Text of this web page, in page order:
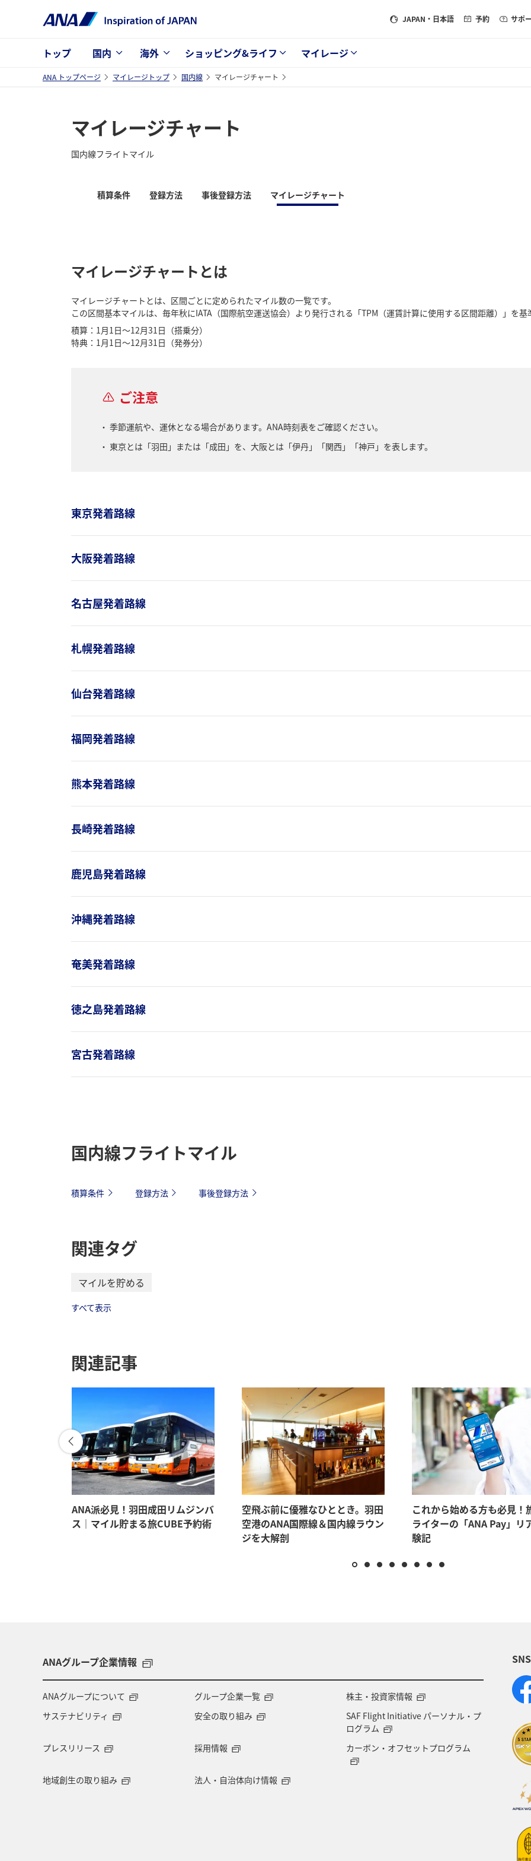
JAPAN ・日本語 予約 サポ
トップ 国内 海外 ショッピング&ライフ マイレージ
ANA トップページ マイレージトップ 国内線 マイレージチャート
マイレージチャート
国内線フライトマイル
積算条件 登録方法 事後登録方法 マイレージチャート
マイレージチャートとは
マイレージチャートとは、区間ごとに定められたマイル数の一覧です。
この区間基本マイルは、毎年秋にIATA（国際航空運送協会）より発行される「TPM（運賃計算に使用する区間距離）」を基
積算：1月1日～12月31日（搭乗分）
特典：1月1日～12月31日（発券分）
ご注意
季節運航や、運休となる場合があります。ANA時刻表をご確認ください。
東京とは「羽田」または「成田」を、大阪とは「伊丹」「関西」「神戸」を表します。
東京発着路線
大阪発着路線
名古屋発着路線
札幌発着路線
仙台発着路線
福岡発着路線
熊本発着路線
長崎発着路線
鹿児島発着路線
沖縄発着路線
奄美発着路線
徳之島発着路線
宮古発着路線
国内線フライトマイル
積算条件 登録方法 事後登録方法
関連タグ
マイルを貯める
すべて表示
関連記事
ANA派必見！羽田成田リムジンバ
ス｜マイル貯まる旅CUBE予約術
空飛ぶ前に優雅なひととき。羽田
空港のANA国際線＆国内線ラウン
ジを大解剖
これから始める方も必見！
ライターの「ANA Pay」リ
験記
ANAグループ企業情報
ANAグループについて グループ企業一覧
株主・投資家情報
サステナビリティ
安全の取り組み
SAF Flight Initiative パーソナル・プ
ログラム
プレスリリース
採用情報 カーボン・オフセットプログラム
地域創生の取り組み 法人・自治体向け情報